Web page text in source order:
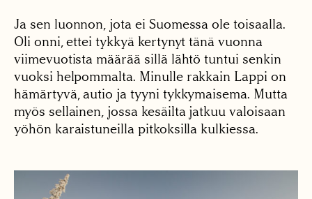
Ja sen luonnon, jota ei Suomessa ole toisaalla.
Oli onni, ettei tykkyä kertynyt tänä vuonna
viimevuotista määrää sillä lähtö tuntui senkin
vuoksi helpommalta. Minulle rakkain Lappi on
hämärtyvä, autio ja tyyni tykkymaisema. Mutta
myös sellainen, jossa kesäilta jatkuu valoisaan
yöhön karaistuneilla pitkoksilla kulkiessa.